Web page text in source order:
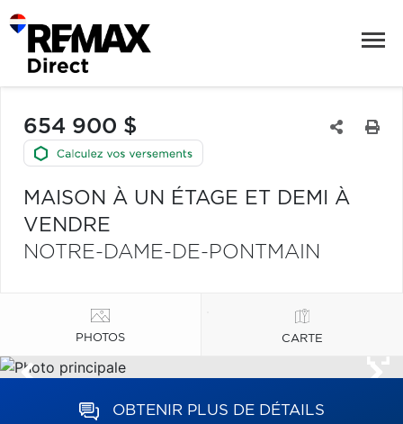
654 900 $
MAISON À UN ÉTAGE ET DEMI À
VENDRE
NOTRE-DAME-DE-PONTMAIN
PHOTOS CARTE
OBTENIR PLUS DE DÉTAILS